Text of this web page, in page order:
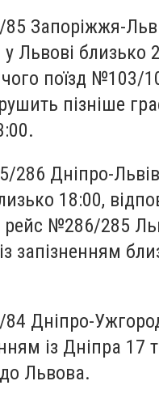
Запоріжжя-
у Львові близько
поїзд №103/
пізніше
286 Дніпро-Львів
18:00,
рейс №286/285
запізненням
Дніпро-
із Дніпра 17
Львова.